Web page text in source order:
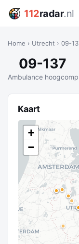
112radar.nl
Home › Utrecht › 09-
09-137
Ambulance
Kaart
+
−